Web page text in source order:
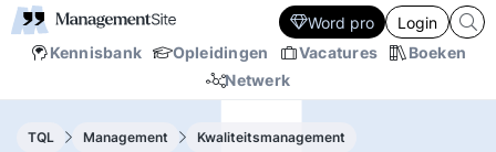
Kennisbank Opleidingen Vacatures
Boeken
Netwerk
Word pro Login
TQL Management Kwaliteitsmanagement